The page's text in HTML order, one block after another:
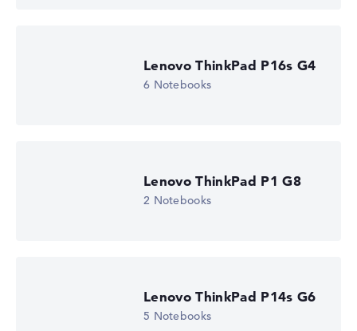
Lenovo ThinkPad P16s G4
6 Notebooks
Lenovo ThinkPad P1 G8
2 Notebooks
Lenovo ThinkPad P14s G6
5 Notebooks